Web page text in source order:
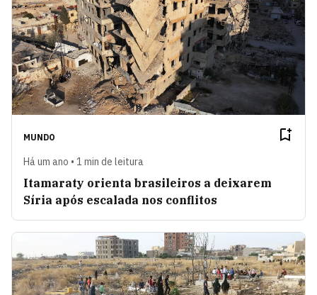
MUNDO
Há um ano • 1 min de leitura
Itamaraty orienta brasileiros a deixarem
Síria após escalada nos conflitos